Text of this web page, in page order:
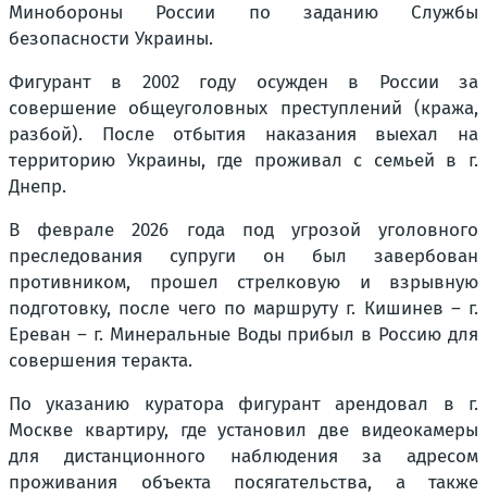
Минобороны России по заданию Службы
безопасности Украины.
Фигурант в 2002 году осужден в России за
совершение общеуголовных преступлений (кража,
разбой). После отбытия наказания выехал на
территорию Украины, где проживал с семьей в г.
Днепр.
В феврале 2026 года под угрозой уголовного
преследования супруги он был завербован
противником, прошел стрелковую и взрывную
подготовку, после чего по маршруту г. Кишинев – г.
Ереван – г. Минеральные Воды прибыл в Россию для
совершения теракта.
По указанию куратора фигурант арендовал в г.
Москве квартиру, где установил две видеокамеры
для дистанционного наблюдения за адресом
проживания объекта посягательства, а также